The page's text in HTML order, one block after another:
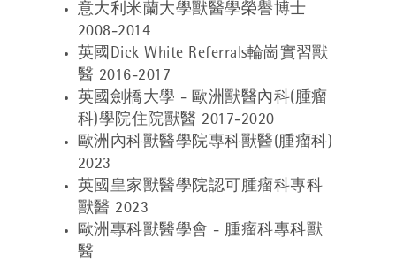
意大利米蘭大學獸醫學榮譽博士
2008-2014
英國Dick White Referrals輪崗實習獸
醫 2016-2017
英國劍橋大學 - 歐洲獸醫內科(腫瘤
科)學院住院獸醫 2017-2020
歐洲內科獸醫學院專科獸醫(腫瘤科)
2023
英國皇家獸醫學院認可腫瘤科專科
獸醫 2023
歐洲專科獸醫學會 - 腫瘤科專科獸
醫